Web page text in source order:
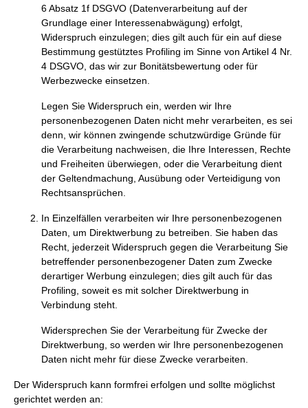
6 Absatz 1f DSGVO (Datenverarbeitung auf der
Grundlage einer Interessenabwägung) erfolgt,
Widerspruch einzulegen; dies gilt auch für ein auf diese
Bestimmung gestütztes Profiling im Sinne von Artikel 4 Nr.
4 DSGVO, das wir zur Bonitätsbewertung oder für
Werbezwecke einsetzen.
Legen Sie Widerspruch ein, werden wir Ihre
personenbezogenen Daten nicht mehr verarbeiten, es sei
denn, wir können zwingende schutzwürdige Gründe für
die Verarbeitung nachweisen, die Ihre Interessen, Rechte
und Freiheiten überwiegen, oder die Verarbeitung dient
der Geltendmachung, Ausübung oder Verteidigung von
Rechtsansprüchen.
In Einzelfällen verarbeiten wir Ihre personenbezogenen
Daten, um Direktwerbung zu betreiben. Sie haben das
Recht, jederzeit Widerspruch gegen die Verarbeitung Sie
betreffender personenbezogener Daten zum Zwecke
derartiger Werbung einzulegen; dies gilt auch für das
Profiling, soweit es mit solcher Direktwerbung in
Verbindung steht.
Widersprechen Sie der Verarbeitung für Zwecke der
Direktwerbung, so werden wir Ihre personenbezogenen
Daten nicht mehr für diese Zwecke verarbeiten.
Der Widerspruch kann formfrei erfolgen und sollte möglichst
gerichtet werden an: